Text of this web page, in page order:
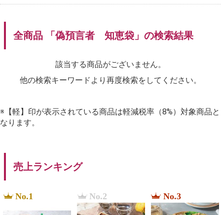
hu%E1%BB%B7 sms th%E1%BA%BB t%C3%ADn
ラ・メゾン・デュ・ショコラ
キムチ
寿司
みりん
生春巻き 餃子の皮 パン
全商品 「偽預言者 知恵袋」の検索結果
該当する商品がございません。
他の検索キーワードより再度検索をしてください。
※【軽】印が表示されている商品は軽減税率（8%）対象商品と
なります。
売上ランキング
No.1 No.2 No.3